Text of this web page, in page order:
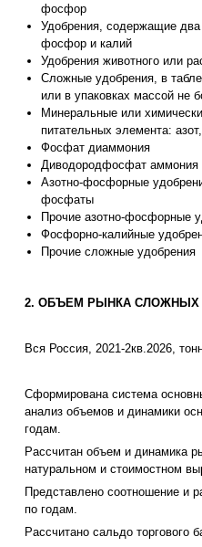
фосфор
Удобрения, содержащие
фосфор и калий
Удобрения животного или
Сложные удобрения, в
или в упаковках массой не
Минеральные или
питательных элемента:
Фосфат диаммония
Диводородфосфат аммония
Азотно-фосфорные
фосфаты
Прочие азотно-фосфорные
Фосфорно-калийные
Прочие сложные удобрения
2. ОБЪЕМ РЫНКА СЛОЖНЫХ
Вся Россия, 2021-2кв.2026,
Сформирована система
анализ объемов и динамики
годам.
Рассчитан объем и динамика
натуральном и стоимостном
Представлено соотношение и
по годам.
Рассчитано сальдо торгового